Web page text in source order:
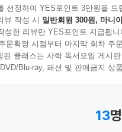
내공의 힘이다. 불교학, 동
각과 탑의 의미를 풀어낼
이전 불교가 거쳐온 인도
사찰에 어떻게 뿌리내렸는
만든다. 일방적인 ‘설명’이
선정하여 YES포인트 3만원을 드
뷰 작성 시 일반회원 300원, 마니
성한 리뷰만 YES포인트 지급됩니
문확정 시점부터 마지막 회차 주
된 클래스는 사락 독서모임 게시
Blu-ray, 패션 및 판매금지 상
13